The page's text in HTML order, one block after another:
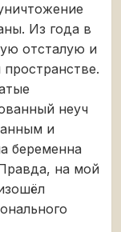
Из года в
отсталую и
неуч
и
беременна
на мой